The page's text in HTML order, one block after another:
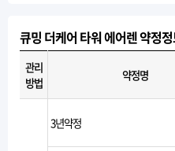
큐밍 더케어 타워 에어렌 약정
관리
방법
약정명
3년약정